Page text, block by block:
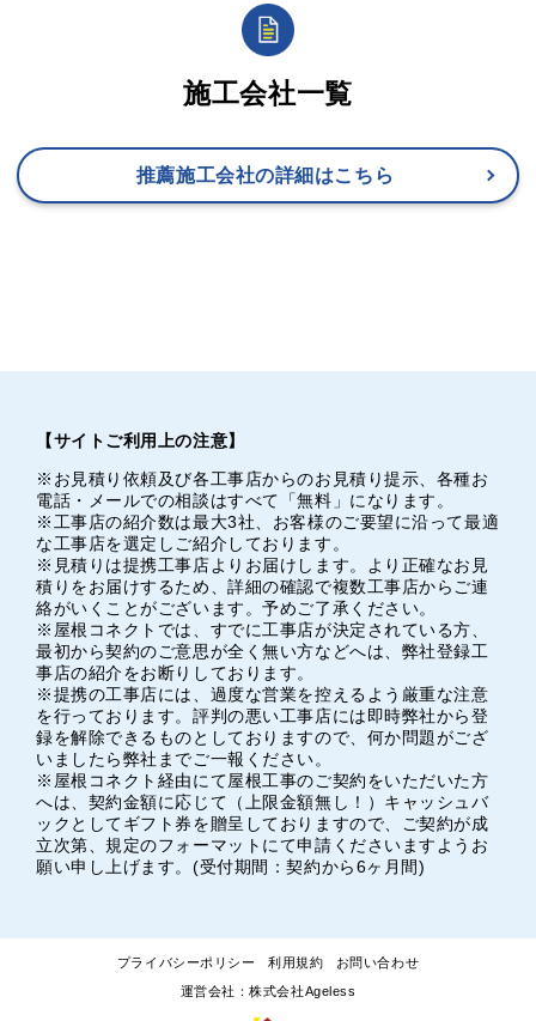
施工会社一覧
推薦施工会社の詳細はこちら
【サイトご利用上の注意】
※お見積り依頼及び各工事店からのお見積り提示、各種お
電話・メールでの相談はすべて「無料」になります。
※工事店の紹介数は最大3社、お客様のご要望に沿って最適
な工事店を選定しご紹介しております。
※見積りは提携工事店よりお届けします。より正確なお見
積りをお届けするため、詳細の確認で複数工事店からご連
絡がいくことがございます。予めご了承ください。
※屋根コネクトでは、すでに工事店が決定されている方、
最初から契約のご意思が全く無い方などへは、弊社登録工
事店の紹介をお断りしております。
※提携の工事店には、過度な営業を控えるよう厳重な注意
を行っております。評判の悪い工事店には即時弊社から登
録を解除できるものとしておりますので、何か問題がござ
いましたら弊社までご一報ください。
※屋根コネクト経由にて屋根工事のご契約をいただいた方
へは、契約金額に応じて（上限金額無し！）キャッシュバ
ックとしてギフト券を贈呈しておりますので、ご契約が成
立次第、規定のフォーマットにて申請くださいますようお
願い申し上げます。(受付期間：契約から6ヶ月間)
プライバシーポリシー 利用規約 お問い合わせ
運営会社：株式会社Ageless